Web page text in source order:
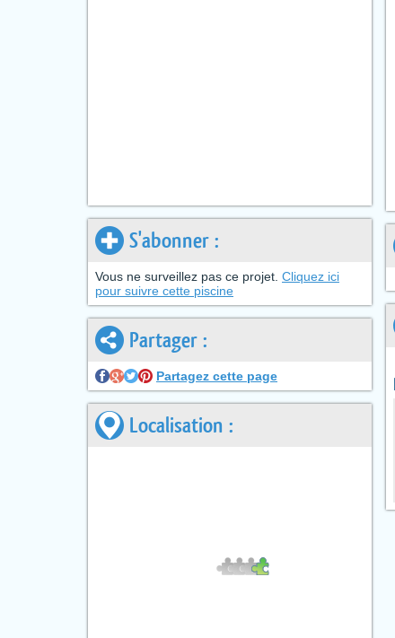
S'abonner :
Vous ne surveillez pas ce projet. Cliquez ici
pour suivre cette piscine
Partager :
Partagez cette page
Localisation :